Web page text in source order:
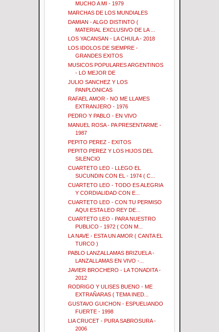
MUCHO A MI - 1979
MARCHAS DE LOS MUNDIALES
DAMIAN - ALGO DISTINTO (
MATERIAL EXCLUSIVO DE LA ...
LOS YACANSAN - LA CHULA - 2018
LOS IDOLOS DE SIEMPRE -
GRANDES EXITOS
MUSICOS POPULARES ARGENTINOS
- LO MEJOR DE
JULIO SANCHEZ Y LOS
PANPLONICAS
RAFAEL AMOR - NO ME LLAMES
EXTRANJERO - 1976
PEDRO Y PABLO - EN VIVO
MANUEL ROSA - PA PRESENTARME -
1987
PEPITO PEREZ - EXITOS
PEPITO PEREZ Y LOS HIJOS DEL
SILENCIO
CUARTETO LEO - LLEGO EL
SUCUNDIN CON EL - 1974 ( C...
CUARTETO LEO - TODO ES ALEGRIA
Y CORDIALIDAD CON E...
CUARTETO LEO - CON TU PERMISO
AQUI ESTA LEO REY DE...
CUARTETO LEO - PARA NUESTRO
PUBLICO - 1972 ( CON M...
LA NAVE - ESTA UN AMOR ( CANTA EL
TURCO )
PABLO LANZALLAMAS BRIZUELA -
LANZALLAMAS EN VIVO -...
JAVIER BROCHERO - LA TONADITA -
2012
RODRIGO Y ULISES BUENO - ME
EXTRAÑARAS ( TEMA INED...
GUSTAVO GUICHON - ESPUELIANDO
FUERTE - 1998
LIA CRUCET - PURA SABROSURA -
2006